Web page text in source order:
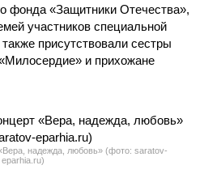
фонда «Защитники Отечества»,
участников специальной
присутствовали сестры
и прихожане
надежда, любовь» (фото: saratov-
eparhia.ru)